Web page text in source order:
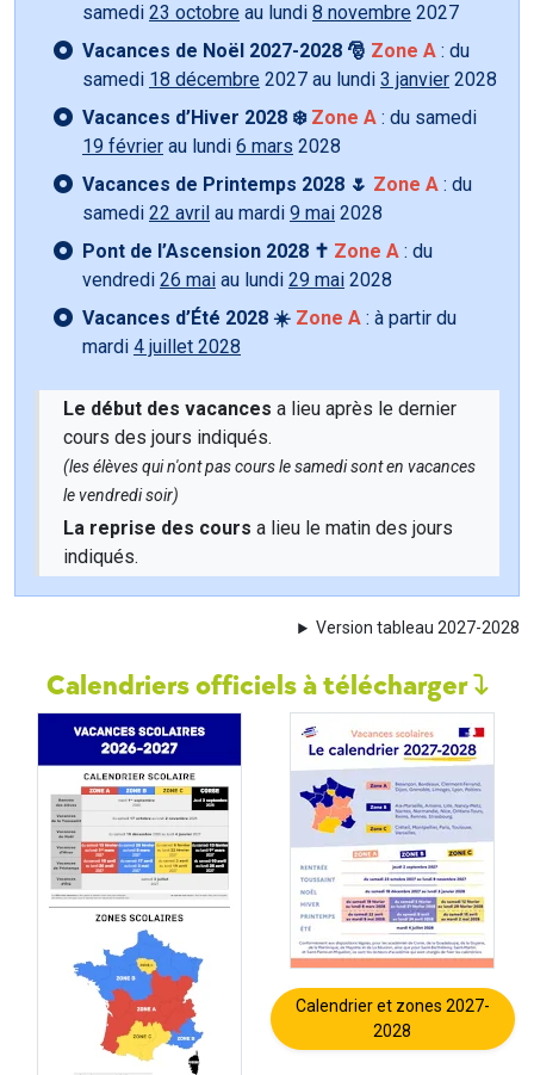
samedi 23 octobre au lundi 8 novembre 2027
Vacances de Noël 2027-2028 🎅 Zone A : du
samedi 18 décembre 2027 au lundi 3 janvier 2028
Vacances d’Hiver 2028 ❄️ Zone A : du samedi
19 février au lundi 6 mars 2028
Vacances de Printemps 2028 🌷 Zone A : du
samedi 22 avril au mardi 9 mai 2028
Pont de l’Ascension 2028 ✝️ Zone A : du
vendredi 26 mai au lundi 29 mai 2028
Vacances d’Été 2028 ☀️ Zone A : à partir du
mardi 4 juillet 2028
Le début des vacances a lieu après le dernier
cours des jours indiqués.
(les élèves qui n'ont pas cours le samedi sont en vacances
le vendredi soir)
La reprise des cours a lieu le matin des jours
indiqués.
Version tableau 2027-2028
Calendriers officiels à télécharger
Calendrier et zones 2027-
2028